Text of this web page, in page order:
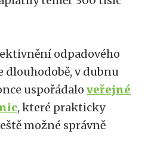
odpadového
dlouhodobě, v dubnu
uspořádalo veřejné
, které prakticky
možné správně